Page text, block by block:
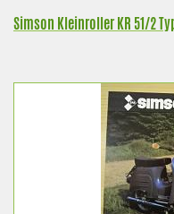
Simson Kleinroller KR 51/2